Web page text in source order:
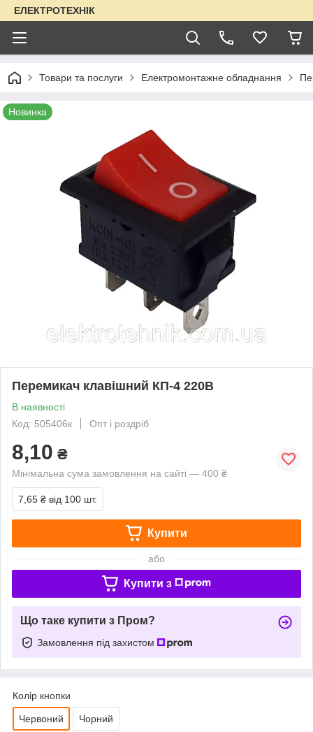
ЕЛЕКТРОТЕХНІК
Товари та послуги Електромонтажне обладнання
Новинка
Перемикач клавішний КП-4 220В
В наявності
Код: 505406к
Опт і роздріб
8,10 ₴
Мінімальна сума замовлення на сайті — 400 ₴
7,65 ₴ від 100 шт.
Купити
або
Купити з
Що таке купити з Пром?
Замовлення під захистом
Колір кнопки
Червоний Чорний